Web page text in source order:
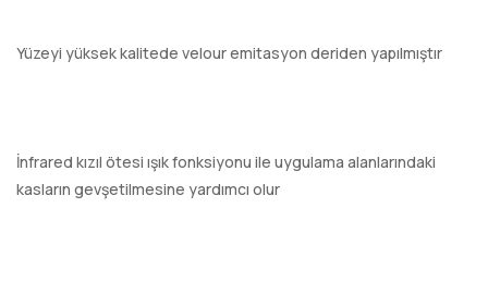
Yüzeyi yüksek kalitede velour emitasyon deriden yapılmıştır
İnfrared kızıl ötesi ışık fonksiyonu ile uygulama alanlarındaki
kasların gevşetilmesine yardımcı olur